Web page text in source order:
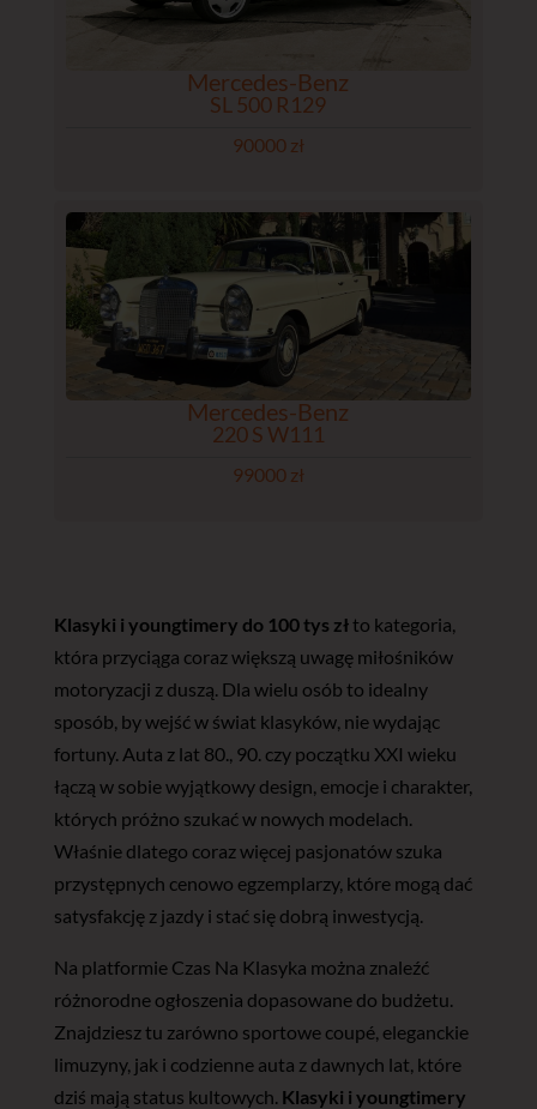
Mercedes-Benz
SL 500 R129
90000 zł
Mercedes-Benz
220 S W111
99000 zł
Klasyki i youngtimery do 100 tys złto kategoria,
która przyciąga coraz większą uwagę miłośników
motoryzacji z duszą. Dla wielu osób to idealny
sposób, by wejść w świat klasyków, nie wydając
fortuny. Auta z lat 80., 90. czy początku XXI wieku
łączą w sobie wyjątkowy design, emocje i charakter,
których próżno szukać w nowych modelach.
Właśnie dlatego coraz więcej pasjonatów szuka
przystępnych cenowo egzemplarzy, które mogą dać
satysfakcję z jazdy i stać się dobrą inwestycją.
Na platformie Czas Na Klasyka można znaleźć
różnorodne ogłoszenia dopasowane do budżetu.
Znajdziesz tu zarówno sportowe coupé, eleganckie
limuzyny, jak i codzienne auta z dawnych lat, które
dziś mają status kultowych. Klasyki i youngtimery